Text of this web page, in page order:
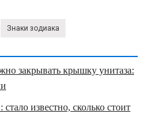
Знаки зодиака
закрывать крышку унитаза:
известно, сколько стоит